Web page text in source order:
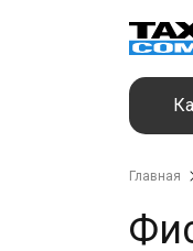
Главная